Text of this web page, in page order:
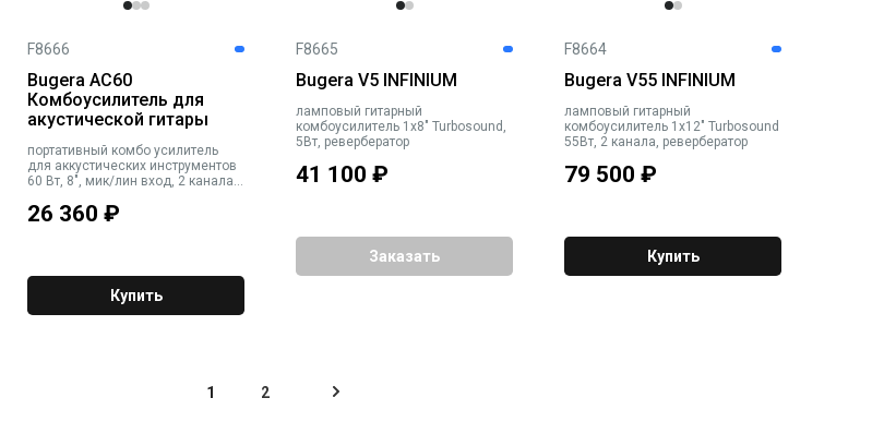
F8666
Bugera AC60
Комбоусилитель для
акустической гитары
портативный комбо усилитель
для аккустических инструментов
60 Вт, 8", мик/лин вход, 2 канала,
26 360 ₽
Купить
F8665
Bugera V5 INFINIUM
ламповый гитарный
комбоусилитель 1х8" Turbosound,
5Вт, ревербератор
41 100 ₽
Заказать
F8664
Bugera V55 INFINIUM
ламповый гитарный
комбоусилитель 1х12" Turbosound
55Вт, 2 канала, ревербератор
79 500 ₽
Купить
1 2